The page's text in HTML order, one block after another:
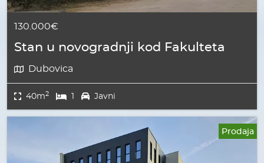
130.000€
Stan u novogradnji kod Fakulteta
Dubovica
40m2 1 Javni
Prodaja